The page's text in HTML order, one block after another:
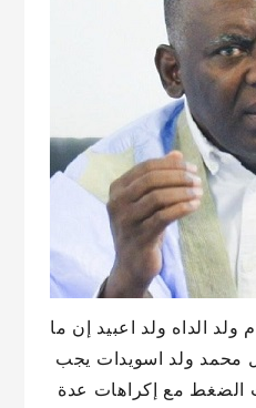
ولد الداه ولد اعبيد إن ما
محمد ولد اسويدات يجب
الضغط مع إكراهات عدة